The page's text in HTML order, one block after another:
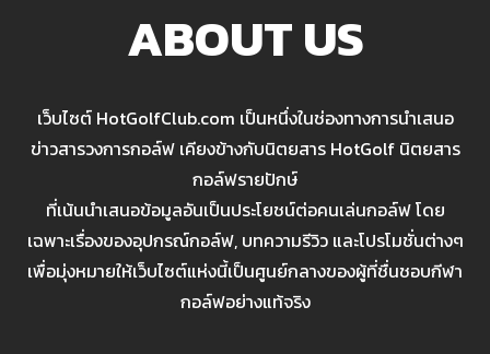
ABOUT US
เว็บไซต์ HotGolfClub.com เป็นหนึ่งในช่องทางการนำเสนอ
ข่าวสารวงการกอล์ฟ เคียงข้างกับนิตยสาร HotGolf นิตยสาร
กอล์ฟรายปักษ์
ที่เน้นนำเสนอข้อมูลอันเป็นประโยชน์ต่อคนเล่นกอล์ฟ โดย
เฉพาะเรื่องของอุปกรณ์กอล์ฟ, บทความรีวิว และโปรโมชั่นต่างๆ
เพื่อมุ่งหมายให้เว็บไซต์แห่งนี้เป็นศูนย์กลางของผู้ที่ชื่นชอบกีฬา
กอล์ฟอย่างแท้จริง